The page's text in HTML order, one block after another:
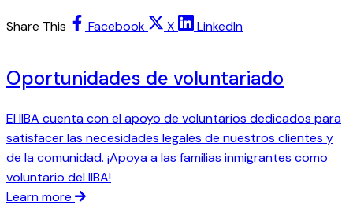
Share This Facebook X LinkedIn
Oportunidades de voluntariado
El IIBA cuenta con el apoyo de voluntarios dedicados para
satisfacer las necesidades legales de nuestros clientes y
de la comunidad. ¡Apoya a las familias inmigrantes como
voluntario del IIBA!
Learn more